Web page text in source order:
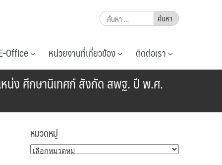
ค้นหา
สำหรับ:
Office หน่วยงานที่เกี่ยวข้อง ติดต่อเรา
หน่ง ศึกษานิเทศก์ สังกัด สพฐ. ปี พ.ศ.
หมวดหมู่
หมวด